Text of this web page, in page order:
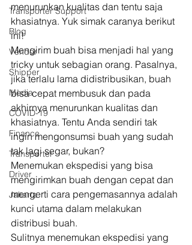
Transporter Support
Blog
Vendor
Shipper
Media
COVID-19
Finance
Transporter
Driver
Jakarta
menurunkan kualitas dan tentu saja
khasiatnya. Yuk simak caranya berikut
ini!
Mengirim buah bisa menjadi hal yang
tricky untuk sebagian orang. Pasalnya,
jika terlalu lama didistribusikan, buah
bisa cepat membusuk dan pada
akhirnya menurunkan kualitas dan
khasiatnya. Tentu Anda sendiri tak
ingin mengonsumsi buah yang sudah
tak lagi segar, bukan?
Menemukan ekspedisi yang bisa
mengirimkan buah dengan cepat dan
mengerti cara pengemasannya adalah
kunci utama dalam melakukan
distribusi buah.
Sulitnya menemukan ekspedisi yang